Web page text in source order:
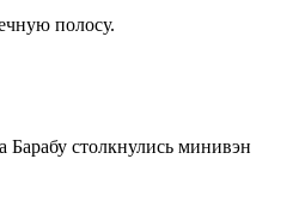
полосу.
Барабу столкнулись минивэн